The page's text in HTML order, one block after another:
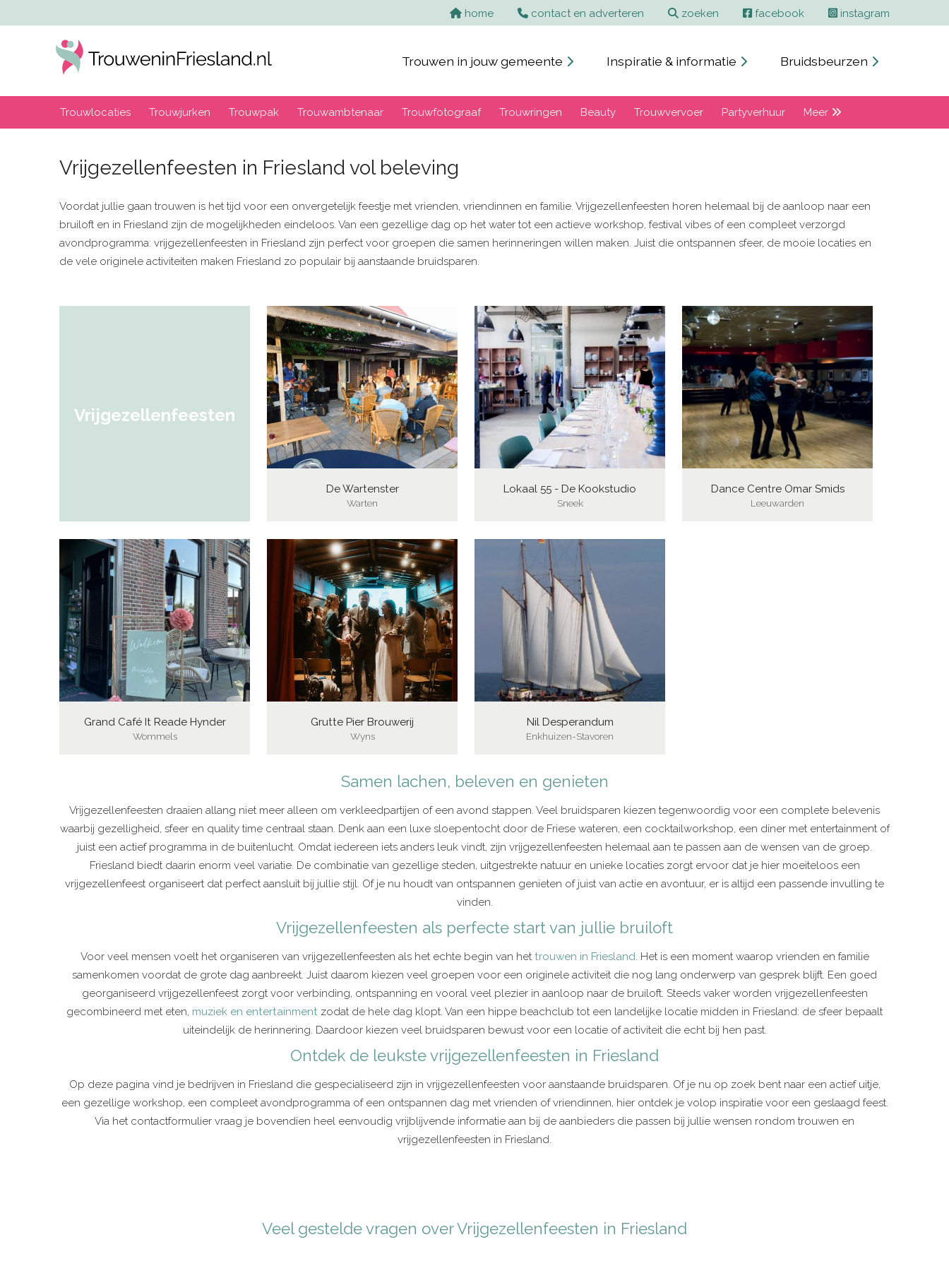
homeHome contact en adverteren Contact en adverteren
zoeken Zoekenfacebook instagram
Trouwen in jouw gemeente Inspiratie & informatie Bruidsbeurzen
Trouwlocaties Trouwjurken Trouwpak Trouwambtenaar Trouwfotograaf Trouwringen Beauty Trouwvervoer Partyverhuur Meer
Vrijgezellenfeesten in Friesland vol beleving
Voordat jullie gaan trouwen is het tijd voor een onvergetelijk feestje met vrienden, vriendinnen en familie. Vrijgezellenfeesten horen helemaal bij de aanloop naar een
bruiloft en in Friesland zijn de mogelijkheden eindeloos. Van een gezellige dag op het water tot een actieve workshop, festival vibes of een compleet verzorgd
avondprogramma: vrijgezellenfeesten in Friesland zijn perfect voor groepen die samen herinneringen willen maken. Juist die ontspannen sfeer, de mooie locaties en
de vele originele activiteiten maken Friesland zo populair bij aanstaande bruidsparen.
Vrijgezellenfeesten
De Wartenster
Warten
Lokaal 55 - De Kookstudio
Sneek
Dance Centre Omar Smids
Leeuwarden
Grand Café It Reade Hynder
Wommels
Grutte Pier Brouwerij
Wyns
Nil Desperandum
Enkhuizen-Stavoren
Samen lachen, beleven en genieten
Vrijgezellenfeesten draaien allang niet meer alleen om verkleedpartijen of een avond stappen. Veel bruidsparen kiezen tegenwoordig voor een complete belevenis
waarbij gezelligheid, sfeer en quality time centraal staan. Denk aan een luxe sloepentocht door de Friese wateren, een cocktailworkshop, een diner met entertainment of
juist een actief programma in de buitenlucht. Omdat iedereen iets anders leuk vindt, zijn vrijgezellenfeesten helemaal aan te passen aan de wensen van de groep.
Friesland biedt daarin enorm veel variatie. De combinatie van gezellige steden, uitgestrekte natuur en unieke locaties zorgt ervoor dat je hier moeiteloos een
vrijgezellenfeest organiseert dat perfect aansluit bij jullie stijl. Of je nu houdt van ontspannen genieten of juist van actie en avontuur, er is altijd een passende invulling te
vinden.
Vrijgezellenfeesten als perfecte start van jullie bruiloft
Voor veel mensen voelt het organiseren van vrijgezellenfeesten als het echte begin van hettrouwen in Friesland. Het is een moment waarop vrienden en familie
samenkomen voordat de grote dag aanbreekt. Juist daarom kiezen veel groepen voor een originele activiteit die nog lang onderwerp van gesprek blijft. Een goed
georganiseerd vrijgezellenfeest zorgt voor verbinding, ontspanning en vooral veel plezier in aanloop naar de bruiloft. Steeds vaker worden vrijgezellenfeesten
gecombineerd met eten, muziek en entertainment zodat de hele dag klopt. Van een hippe beachclub tot een landelijke locatie midden in Friesland: de sfeer bepaalt
uiteindelijk de herinnering. Daardoor kiezen veel bruidsparen bewust voor een locatie of activiteit die echt bij hen past.
Ontdek de leukste vrijgezellenfeesten in Friesland
Op deze pagina vind je bedrijven in Friesland die gespecialiseerd zijn in vrijgezellenfeesten voor aanstaande bruidsparen. Of je nu op zoek bent naar een actief uitje,
een gezellige workshop, een compleet avondprogramma of een ontspannen dag met vrienden of vriendinnen, hier ontdek je volop inspiratie voor een geslaagd feest.
Via het contactformulier vraag je bovendien heel eenvoudig vrijblijvende informatie aan bij de aanbieders die passen bij jullie wensen rondom trouwen en
vrijgezellenfeesten in Friesland.
Veel gestelde vragen over Vrijgezellenfeesten in Friesland